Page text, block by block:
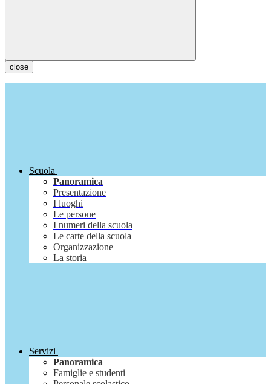
close
Scuola
Panoramica
Presentazione
I luoghi
Le persone
I numeri della scuola
Le carte della scuola
Organizzazione
La storia
Servizi
Panoramica
Famiglie e studenti